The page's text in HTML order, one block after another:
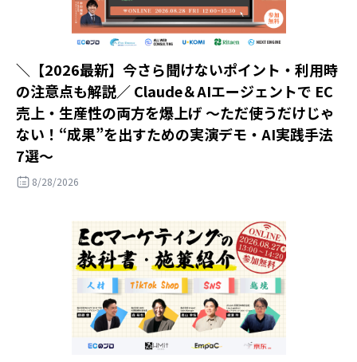
＼【2026最新】今さら聞けないポイント・利用時
の注意点も解説／ Claude＆AIエージェントで EC
売上・生産性の両方を爆上げ ～ただ使うだけじゃ
ない！“成果”を出すための実演デモ・AI実践手法
7選～
8/28/2026